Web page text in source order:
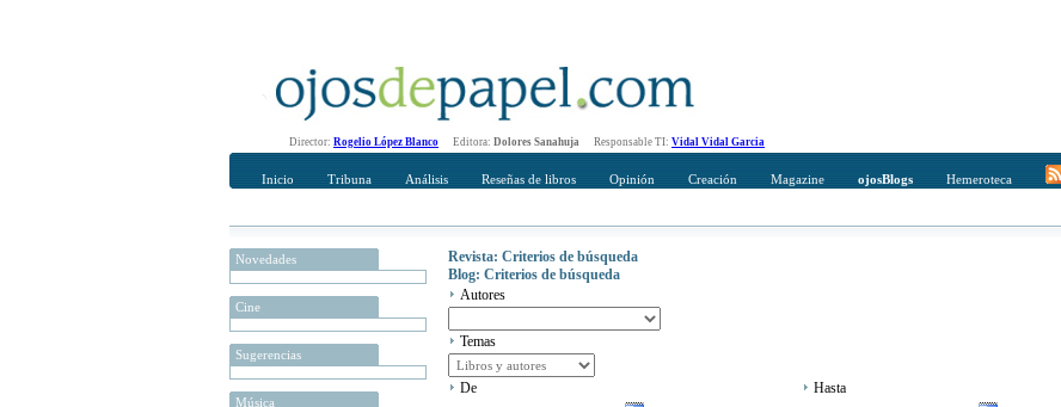
Director: Rogelio López Blanco Editora: Dolores Sanahuja Responsable TI: Vidal Vidal Garcia
Inicio Tribuna Análisis Reseñas de libros Opinión Creación Magazine ojosBlogs Hemeroteca
Novedades
Cine
Sugerencias
Música
Revista: Criterios de búsqueda
Blog: Criterios de búsqueda
Autores
Temas
De Hasta